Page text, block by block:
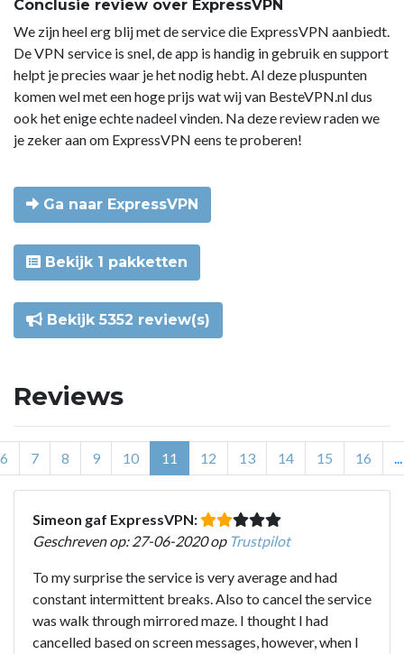
Conclusie review over ExpressVPN
We zijn heel erg blij met de service die ExpressVPN aanbiedt.
De VPN service is snel, de app is handig in gebruik en support
helpt je precies waar je het nodig hebt. Al deze pluspunten
komen wel met een hoge prijs wat wij van BesteVPN.nl dus
ook het enige echte nadeel vinden. Na deze review raden we
je zeker aan om ExpressVPN eens te proberen!
Ga naar ExpressVPN
Bekijk 1 pakketten
Bekijk 5352 review(s)
Reviews
6 7 8 9 10 11 12 13 14 15 16 ...
Simeon gaf ExpressVPN:
Geschreven op: 27-06-2020 op Trustpilot
To my surprise the service is very average and had
constant intermittent breaks. Also to cancel the service
was walk through mirrored maze. I thought I had
cancelled based on screen messages, however, when I